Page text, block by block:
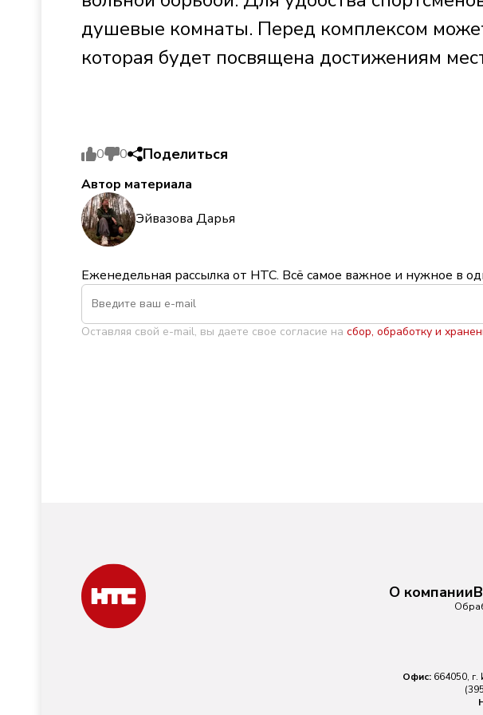
душевые комнаты. Перед комплексом
которая будет посвящена достижениям
0 0 Поделиться
Автор материала
Эйвазова Дарья
Еженедельная рассылка от НТС. Всё самое важное и нужное в
Оставляя свой e-mail, вы даете свое согласие на сбор, обработку и
О компании
Офис: 664050, г.